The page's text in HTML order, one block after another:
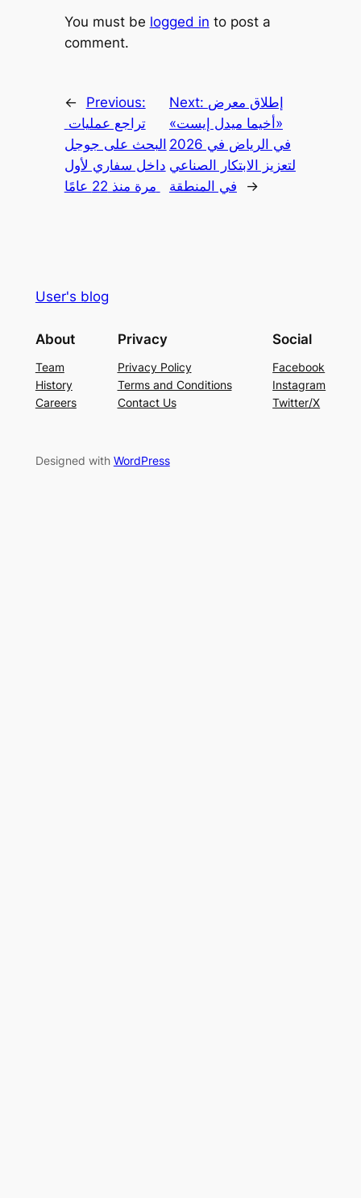
You must be logged in to post a
comment.
←
Previous:
البحث على جوجل
داخل سفاري لأول
Next: إطلاق معرض
«أخيما ميدل إيست»
في الرياض في 2026
لتعزيز الابتكار الصناعي
في المنطقة
→
User's blog
About
Team
History
Careers
Privacy
Privacy Policy
Terms and Conditions
Contact Us
Social
Facebook
Instagram
Twitter/X
Designed with WordPress